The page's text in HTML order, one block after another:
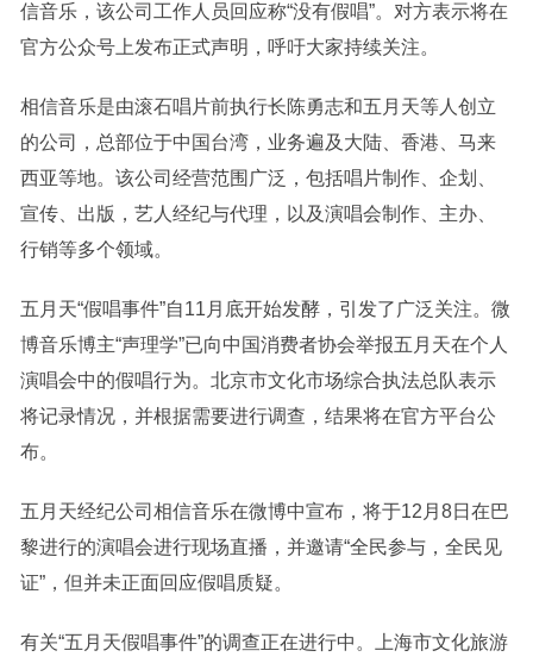
信音乐，该公司工作人员回应称“没有假唱”。对方表示将在
官方公众号上发布正式声明，呼吁大家持续关注。
相信音乐是由滚石唱片前执行长陈勇志和五月天等人创立
的公司，总部位于中国 台湾，业务遍及大陆、香港、马来
西亚等地。该公司经营范围广泛，包括唱片制作、企划、
宣传、出版，艺人经纪与代理，以及演唱会制作、主办、
行销等多个领域。
五月天“假唱事件”自11月底开始发酵，引发了广泛关注。微
博音乐博主“声理学”已向中国消费者协会举报五月天在个人
演唱会中的假唱行为。北京市文化市场综合执法总队表示
将记录情况，并根据需要进行调查，结果将在官方平台公
布。
五月天经纪公司相信音乐在微博中宣布，将于12月8日在巴
黎进行的演唱会进行现场直播，并邀请“全民参与，全民见
证”，但并未正面回应假唱质疑。
有关“五月天假唱事件”的调查正在进行中。上海市文化旅游